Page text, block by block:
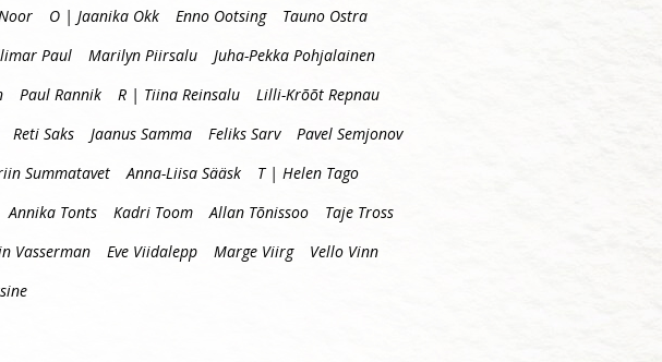
O | Jaanika Okk Enno Ootsing
Tauno Ostra
Paul Marilyn Piirsalu
Juha-Pekka Pohjalainen
Paul Rannik R | Tiina Reinsalu
Lilli-Krõõt Repnau
Reti Saks Jaanus Samma Feliks Sarv
Pavel Semjonov
Summatavet Anna-Liisa Sääsk
T | Helen Tago
Annika Tonts Kadri Toom Allan Tõnissoo
Taje Tross
Vasserman Eve Viidalepp Marge Viirg
Vello Vinn